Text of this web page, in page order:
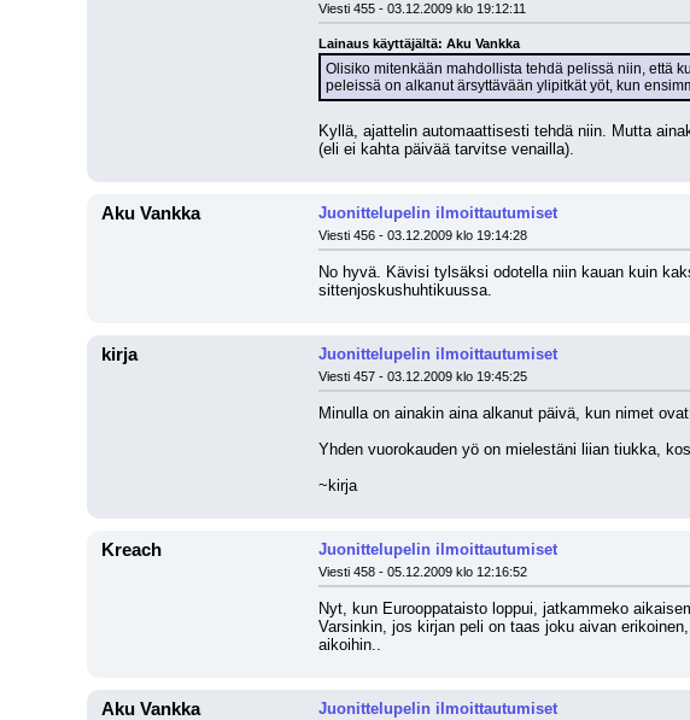
Viesti 455 - 03.12.2009 klo 19:12:11
Lainaus käyttäjältä: Aku Vankka
Olisiko mitenkään mahdollista tehdä pelissä niin, että
peleissä on alkanut ärsyttävään ylipitkät yöt, kun
Kyllä, ajattelin automaattisesti tehdä niin. Mutta
(eli ei kahta päivää tarvitse venailla).
Aku Vankka Juonittelupelin ilmoittautumiset
Viesti 456 - 03.12.2009 klo 19:14:28
No hyvä. Kävisi tylsäksi odotella niin kauan kuin
sittenjoskushuhtikuussa.
kirja Juonittelupelin ilmoittautumiset
Viesti 457 - 03.12.2009 klo 19:45:25
Minulla on ainakin aina alkanut päivä, kun nimet
Yhden vuorokauden yö on mielestäni liian tiukka,
~kirja
Kreach Juonittelupelin ilmoittautumiset
Viesti 458 - 05.12.2009 klo 12:16:52
Nyt, kun Eurooppataisto loppui, jatkammeko
Varsinkin, jos kirjan peli on taas joku aivan
aikoihin..
Aku Vankka Juonittelupelin ilmoittautumiset